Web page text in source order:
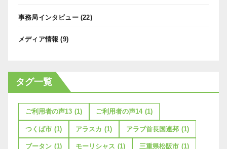
事務局インタビュー(22)
メディア情報 (9)
タグ一覧
ご利用者の声13 (1) ご利用者の声14 (1)
つくば市 (1) アラスカ (1) アラブ首長国連邦 (1)
ブータン (1) モーリシャス (1) 三重県松阪市 (1)